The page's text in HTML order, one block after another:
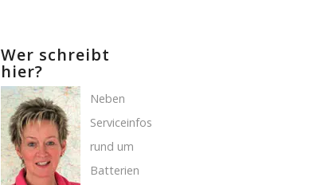
Wer schreibt
hier?
Neben
Serviceinfos
rund um
Batterien